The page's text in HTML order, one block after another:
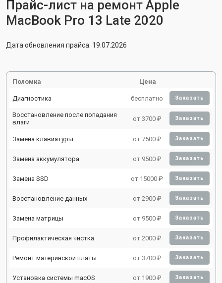
Прайс-лист на ремонт Apple
MacBook Pro 13 Late 2020
Дата обновления прайса: 19.07.2026
Поломка Цена
Диагностика бесплатно Заказать
Восстановление после попадания
влаги
от 3700 ₽ Заказать
Замена клавиатуры от 7500 ₽ Заказать
Замена аккумулятора от 9500 ₽ Заказать
Замена SSD от 15000 ₽ Заказать
Восстановление данных от 2900 ₽ Заказать
Замена матрицы от 9500 ₽ Заказать
Профилактическая чистка от 2000 ₽ Заказать
Ремонт материнской платы от 3700 ₽ Заказать
Установка системы macOS от 1900 ₽ Заказать